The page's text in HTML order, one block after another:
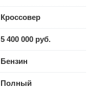
Кроссовер
5 400 000 руб.
Бензин
Полный